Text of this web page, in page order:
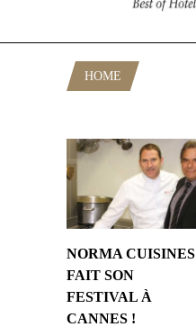
HOME
NORMA CUISINES
FAIT SON
FESTIVAL À
CANNES !